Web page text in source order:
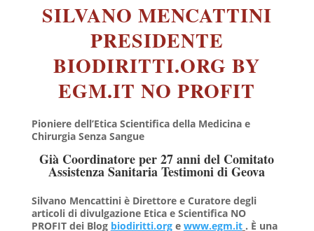
SILVANO MENCATTINI
PRESIDENTE
BIODIRITTI.ORG BY
EGM.IT NO PROFIT
Pioniere dell’Etica Scientifica della Medicina e
Chirurgia Senza Sangue
Già Coordinatore per 27 anni del Comitato
Assistenza Sanitaria Testimoni di Geova
Silvano Mencattiniè Direttore e Curatore degli
articoli di divulgazione Etica e Scientifica NO
PROFIT dei Blog biodiritti.org e www.egm.it . È una